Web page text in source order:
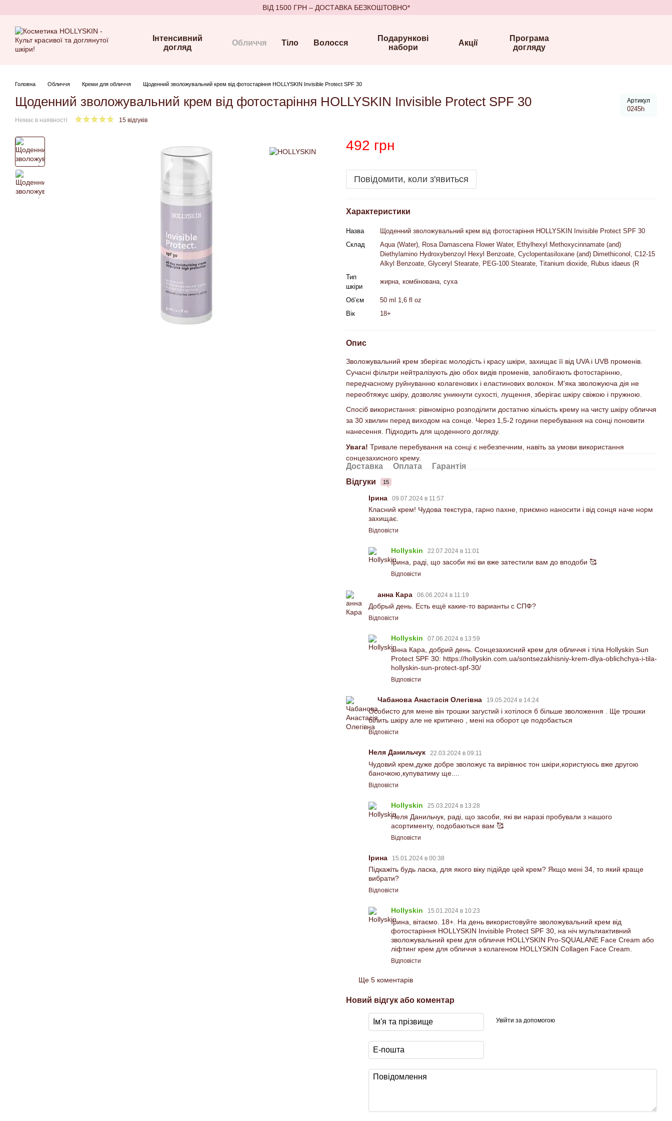
ВІД 1500 ГРН – ДОСТАВКА БЕЗКОШТОВНО*
Інтенсивний
догляд
Обличчя Тіло Волосся
Подарункові
набори
Акції
Програма
догляду
Головна Обличчя Креми для обличчя Щоденний зволожувальний крем від фотостаріння HOLLYSKIN Invisible Protect SPF 30
Щоденний зволожувальний крем від фотостаріння HOLLYSKIN Invisible Protect SPF 30 Артикул
0245h
Немає в наявності 15 відгуків
492 грн
Повідомити, коли з'явиться
Характеристики
Назва
Щоденний зволожувальний крем від фотостаріння HOLLYSKIN Invisible Protect SPF 30
Склад
Aqua (Water), Rosa Damascena Flower Water, Ethylhexyl Methoxycinnamate (and)
Diethylamino Hydroxybenzoyl Hexyl Benzoate, Cyclopentasiloxane (and) Dimethiconol, C12-15
Alkyl Benzoate, Glyceryl Stearate, PEG-100 Stearate, Titanium dioxide, Rubus idaeus (R
Тип
шкіри
жирна, комбінована, суха
Об’єм
50 ml 1,6 fl oz
Вік
18+
Опис
Зволожувальний крем зберігає молодість і красу шкіри, захищає її від UVA і UVB променів.
Сучасні фільтри нейтралізують дію обох видів променів, запобігають фотостарінню,
передчасному руйнуванню колагенових і еластинових волокон. М'яка зволожуюча дія не
переобтяжує шкіру, дозволяє уникнути сухості, лущення, зберігає шкіру свіжою і пружною.
Спосіб використання: рівномірно розподілити достатню кількість крему на чисту шкіру обличчя
за 30 хвилин перед виходом на сонце. Через 1,5-2 години перебування на сонці поновити
нанесення. Підходить для щоденного догляду.
Увага! Тривале перебування на сонці є небезпечним, навіть за умови використання
сонцезахисного крему.
Доставка Оплата
Гарантія
Відгуки
15
Ірина 09.07.2024 в 11:57
Класний крем! Чудова текстура, гарно пахне, приємно наносити і від сонця наче норм
захищає.
Відповісти
Hollyskin 22.07.2024 в 11:01
Ірина, раді, що засоби які ви вже затестили вам до вподоби 🥰
Відповісти
анна Кара 06.06.2024 в 11:19
Добрый день. Есть ещё какие-то варианты с СПФ?
Відповісти
Hollyskin 07.06.2024 в 13:59
анна Кара, добрий день. Сонцезахисний крем для обличчя і тіла Hollyskin Sun
Protect SPF 30: https://hollyskin.com.ua/sontsezakhisniy-krem-dlya-oblichchya-i-tila-
hollyskin-sun-protect-spf-30/
Відповісти
Чабанова Анастасія Олегівна 19.05.2024 в 14:24
Особисто для мене він трошки загустий і хотілося б більше зволоження . Ще трошки
білить шкіру але не критично , мені на оборот це подобається
Відповісти
Неля Данильчук 22.03.2024 в 09:11
Чудовий крем,дуже добре зволожує та вирівнює тон шкіри,користуюсь вже другою
баночкою,купуватиму ще....
Відповісти
Hollyskin 25.03.2024 в 13:28
Неля Данильчук, раді, що засоби, які ви наразі пробували з нашого
асортименту, подобаються вам 🥰
Відповісти
Ірина 15.01.2024 в 00:38
Підкажіть будь ласка, для якого віку підійде цей крем? Якщо мені 34, то який краще
вибрати?
Відповісти
Hollyskin 15.01.2024 в 10:23
Ірина, вітаємо. 18+. На день використовуйте зволожувальний крем від
фотостаріння HOLLYSKIN Invisible Protect SPF 30, на ніч мультиактивний
зволожувальний крем для обличчя HOLLYSKIN Pro-SQUALANE Face Cream або
ліфтинг крем для обличчя з колагеном HOLLYSKIN Collagen Face Cream.
Відповісти
Ще 5 коментарів
Новий відгук або коментар
Увійти за допомогою